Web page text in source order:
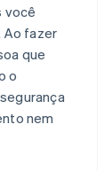
você
Ao fazer
que
o
nem